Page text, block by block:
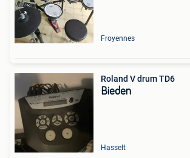
Froyennes
Roland V drum TD6
Bieden
Hasselt